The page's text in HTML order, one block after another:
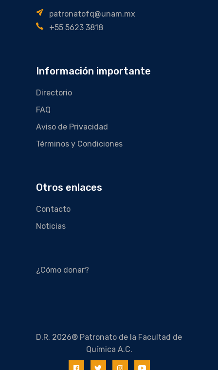
patronatofq@unam.mx
+55 5623 3818
Información importante
Directorio
FAQ
Aviso de Privacidad
Términos y Condiciones
Otros enlaces
Contacto
Noticias
¿Cómo donar?
D.R. 2026® Patronato de la Facultad de
Química A.C.